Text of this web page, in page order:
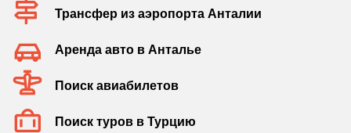
Трансфер из аэропорта Анталии
Аренда авто в Анталье
Поиск авиабилетов
Поиск туров в Турцию